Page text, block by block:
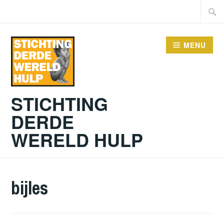
inhoud
STICHTING
DERDE
WERELD HULP
MENU
bijles